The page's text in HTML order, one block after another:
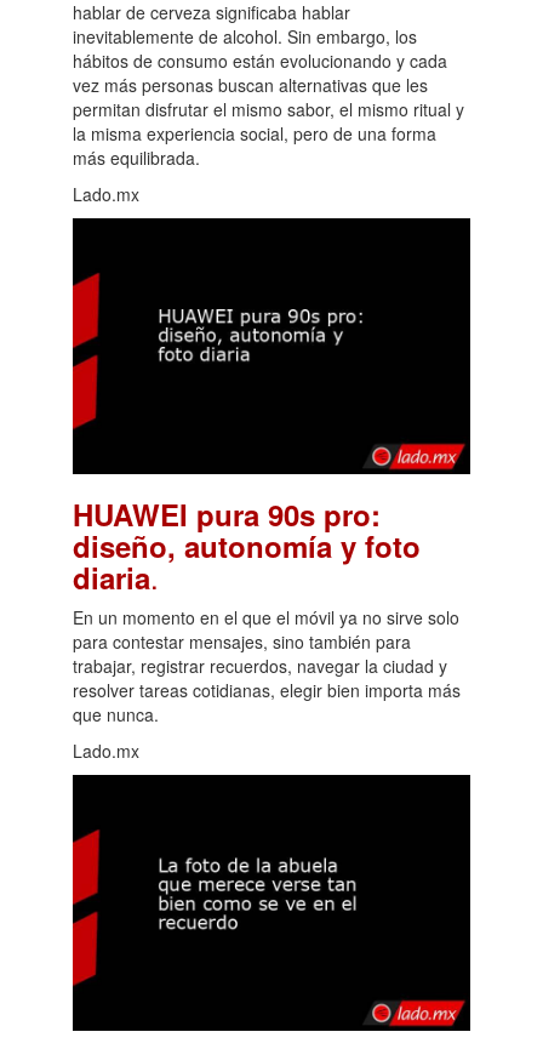
hablar de cerveza significaba hablar
inevitablemente de alcohol. Sin embargo, los
hábitos de consumo están evolucionando y cada
vez más personas buscan alternativas que les
permitan disfrutar el mismo sabor, el mismo ritual y
la misma experiencia social, pero de una forma
más equilibrada.
Lado.mx
HUAWEI pura 90s pro:
diseño, autonomía y foto
diaria.
En un momento en el que el móvil ya no sirve solo
para contestar mensajes, sino también para
trabajar, registrar recuerdos, navegar la ciudad y
resolver tareas cotidianas, elegir bien importa más
que nunca.
Lado.mx